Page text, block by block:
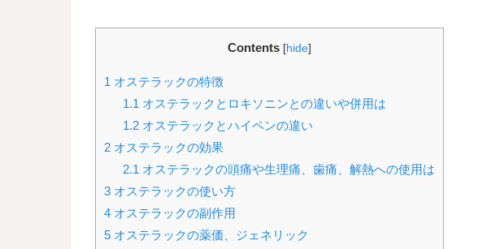
Contents [hide]
1 オステラックの特徴
1.1 オステラックとロキソニンとの違いや併用は
1.2オステラックとハイペンの違い
2 オステラックの効果
2.1 オステラックの頭痛や生理痛、歯痛、解熱への使用は
3 オステラックの使い方
4 オステラックの副作用
5 オステラックの薬価、ジェネリック